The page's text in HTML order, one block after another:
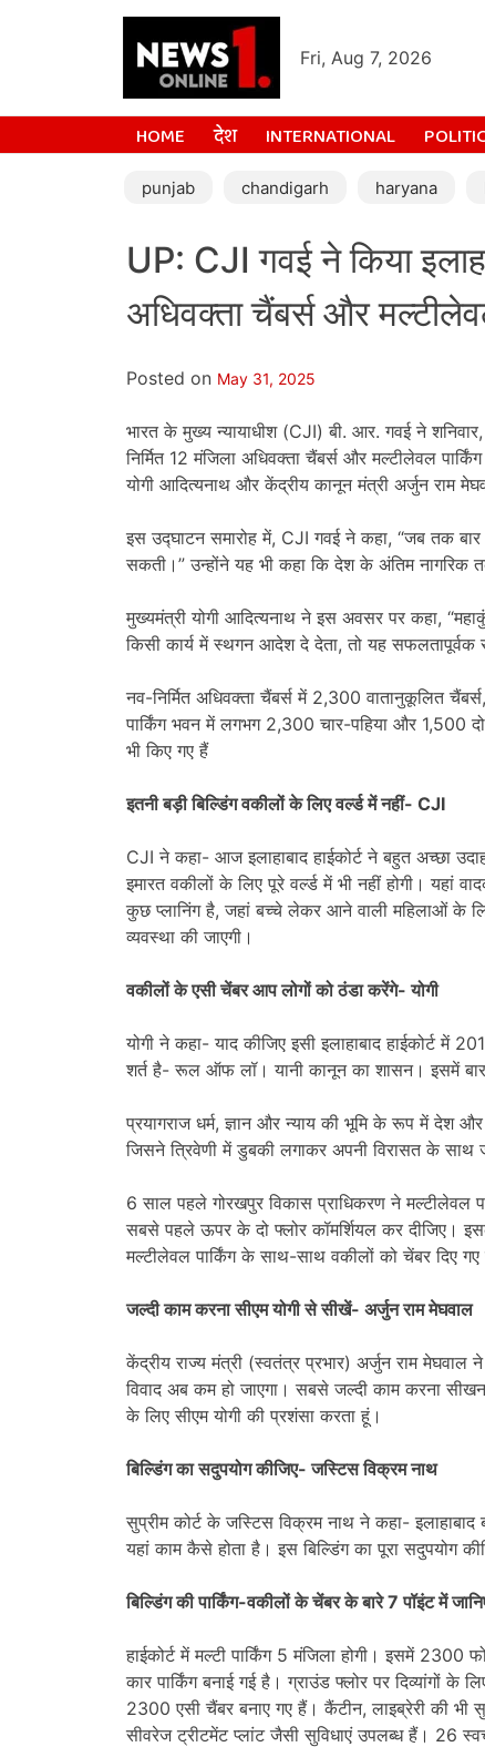
Fri, Aug 7, 2026
HOME देश INTERNATIONAL
punjab chandigarh haryana
UP: CJI गवई ने किया
अधिवक्ता चैंबर्स और
Posted on May 31, 2025
भारत के मुख्य न्यायाधीश (CJI) बी. आर. गवई ने
निर्मित 12 मंजिला अधिवक्ता चैंबर्स और मल्टीलेवल
योगी आदित्यनाथ और केंद्रीय कानून मंत्री अर्जुन राम
इस उद्घाटन समारोह में, CJI गवई ने कहा, “जब तक
सकती।” उन्होंने यह भी कहा कि देश के अंतिम नागरिक
मुख्यमंत्री योगी आदित्यनाथ ने इस अवसर पर कहा,
किसी कार्य में स्थगन आदेश दे देता, तो यह सफलतापूर्वक
नव-निर्मित अधिवक्ता चैंबर्स में 2,300 वातानुकूलित
पार्किंग भवन में लगभग 2,300 चार-पहिया और 1,500 दो-
भी किए गए हैं
इतनी बड़ी बिल्डिंग वकीलों के लिए वर्ल्ड में नहीं- CJI
CJI ने कहा- आज इलाहाबाद हाईकोर्ट ने बहुत अच्छा
इमारत वकीलों के लिए पूरे वर्ल्ड में भी नहीं होगी। यहां
कुछ प्लानिंग है, जहां बच्चे लेकर आने वाली महिलाओं के
व्यवस्था की जाएगी।
वकीलों के एसी चेंबर आप लोगों को ठंडा करेंगे- योगी
योगी ने कहा- याद कीजिए इसी इलाहाबाद हाईकोर्ट
शर्त है- रूल ऑफ लॉ। यानी कानून का शासन। इसमें
प्रयागराज धर्म, ज्ञान और न्याय की भूमि के रूप में देश
जिसने त्रिवेणी में डुबकी लगाकर अपनी विरासत के साथ
6 साल पहले गोरखपुर विकास प्राधिकरण ने मल्टीलेवल
सबसे पहले ऊपर के दो फ्लोर कॉमर्शियल कर दीजिए।
मल्टीलेवल पार्किंग के साथ-साथ वकीलों को चेंबर दिए
जल्दी काम करना सीएम योगी से सीखें- अर्जुन राम मेघवाल
केंद्रीय राज्य मंत्री (स्वतंत्र प्रभार) अर्जुन राम
विवाद अब कम हो जाएगा। सबसे जल्दी काम करना
के लिए सीएम योगी की प्रशंसा करता हूं।
बिल्डिंग का सदुपयोग कीजिए- जस्टिस विक्रम नाथ
सुप्रीम कोर्ट के जस्टिस विक्रम नाथ ने कहा-
यहां काम कैसे होता है। इस बिल्डिंग का पूरा सदुपयोग
बिल्डिंग की पार्किंग-वकीलों के चेंबर के बारे 7 पॉइंट में
हाईकोर्ट में मल्टी पार्किंग 5 मंजिला होगी। इसमें
कार पार्किंग बनाई गई है। ग्राउंड फ्लोर पर दिव्यांगों के
2300 एसी चैंबर बनाए गए हैं। कैंटीन, लाइब्रेरी की भी
सीवरेज ट्रीटमेंट प्लांट जैसी सुविधाएं उपलब्ध हैं। 26